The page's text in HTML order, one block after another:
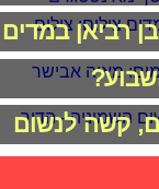
רביאן במדים
קשה לנשום